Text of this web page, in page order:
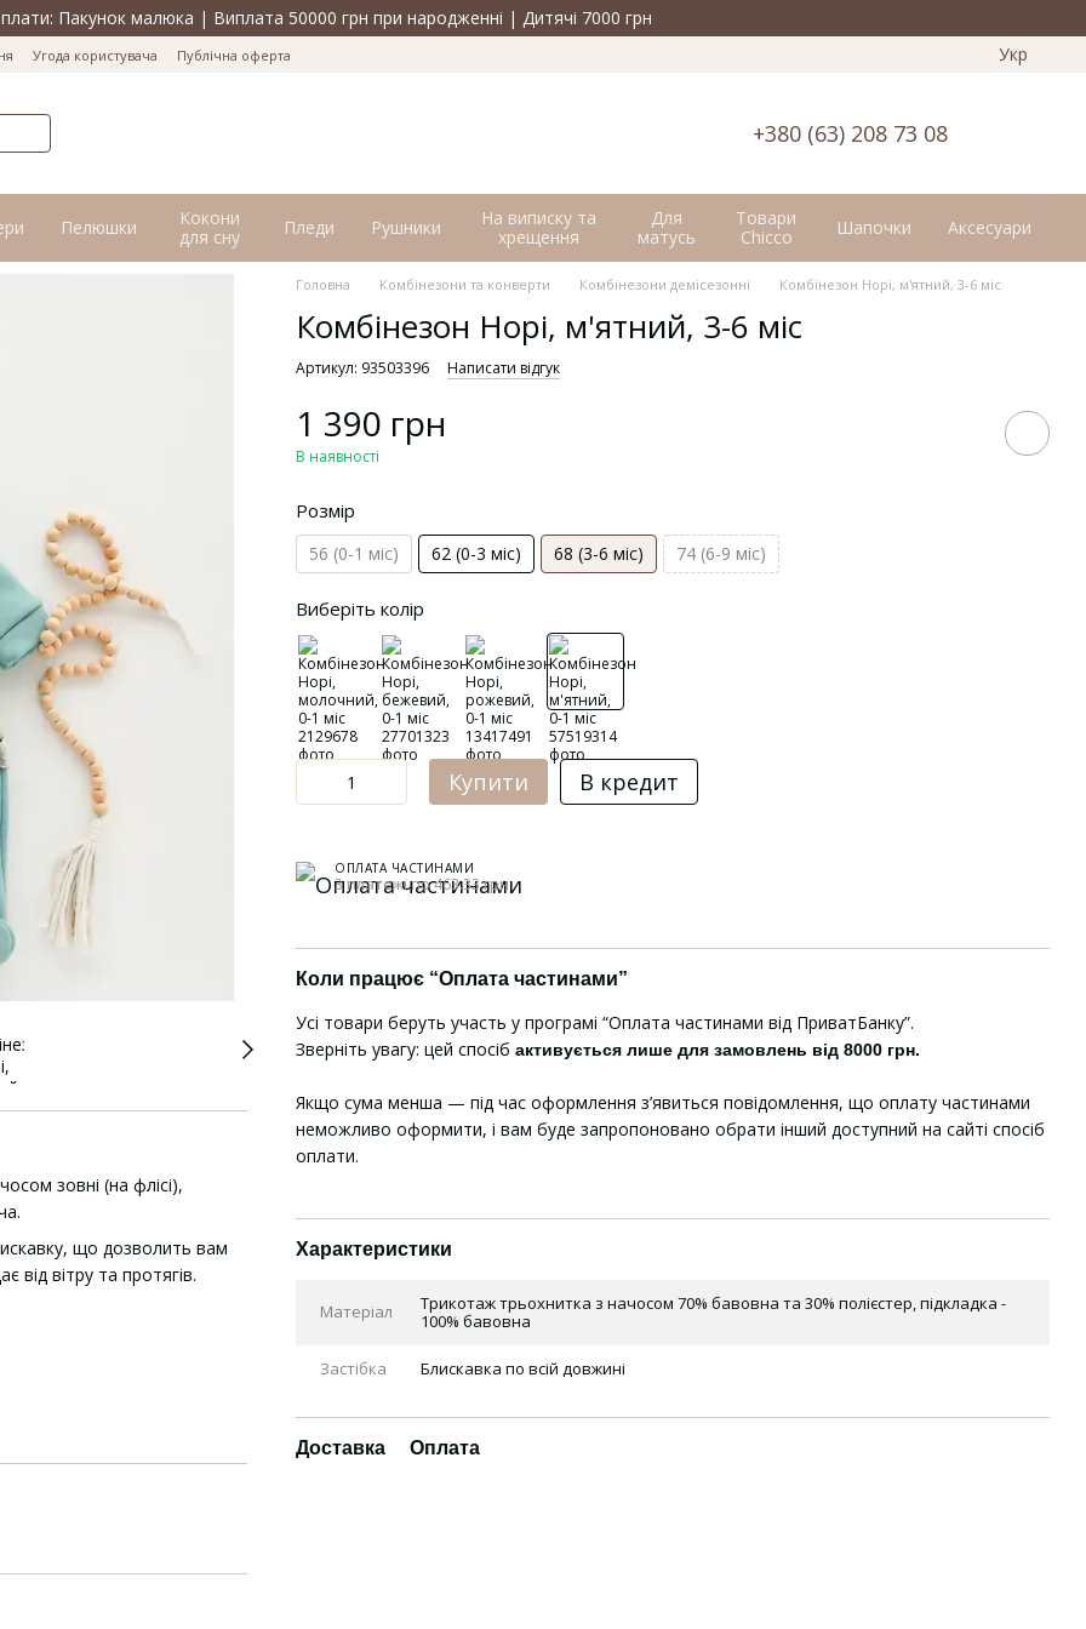
Пакунок малюка | Виплата 50000 грн при народженні | Дитячі 7000 грн
Угода користувача Публічна оферта Укр
+380 (63) 208 73 08
Пелюшки
Кокони
для сну
Пледи Рушники
На виписку та
хрещення
Для
матусь
Товари
Chicco
Шапочки Аксесуари
зовні (на флісі),
що дозволить вам
вітру та протягів.
Головна Комбінезони та конверти Комбінезони демісезонні Комбінезон Норі, м'ятний, 3-6 міс
Комбінезон Норі, м'ятний, 3-6 міс
Артикул: 93503396 Написати відгук
1 390 грн
В наявності
Розмір
56 (0-1 міс) 62 (0-3 міс) 68 (3-6 міс) 74 (6-9 міс)
Виберіть колір
Купити В кредит
ОПЛАТА ЧАСТИНАМИ
3 платежі по 463.33 грн
Коли працює “Оплата частинами”
Усі товари беруть участь у програмі “Оплата частинами від ПриватБанку”.
Зверніть увагу: цей спосіб активується лише для замовлень від 8000 грн.
Якщо сума менша — під час оформлення з’явиться повідомлення, що оплату частинами
неможливо оформити, і вам буде запропоновано обрати інший доступний на сайті спосіб
оплати.
Характеристики
Матеріал
Трикотаж трьохнитка з начосом 70% бавовна та 30% полієстер, підкладка -
100% бавовна
Застібка Блискавка по всій довжині
Доставка Оплата